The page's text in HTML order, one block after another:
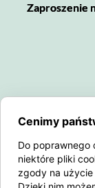
Zaproszenie
od
Cenimy
Do poprawnego
niektóre pliki
zgody na